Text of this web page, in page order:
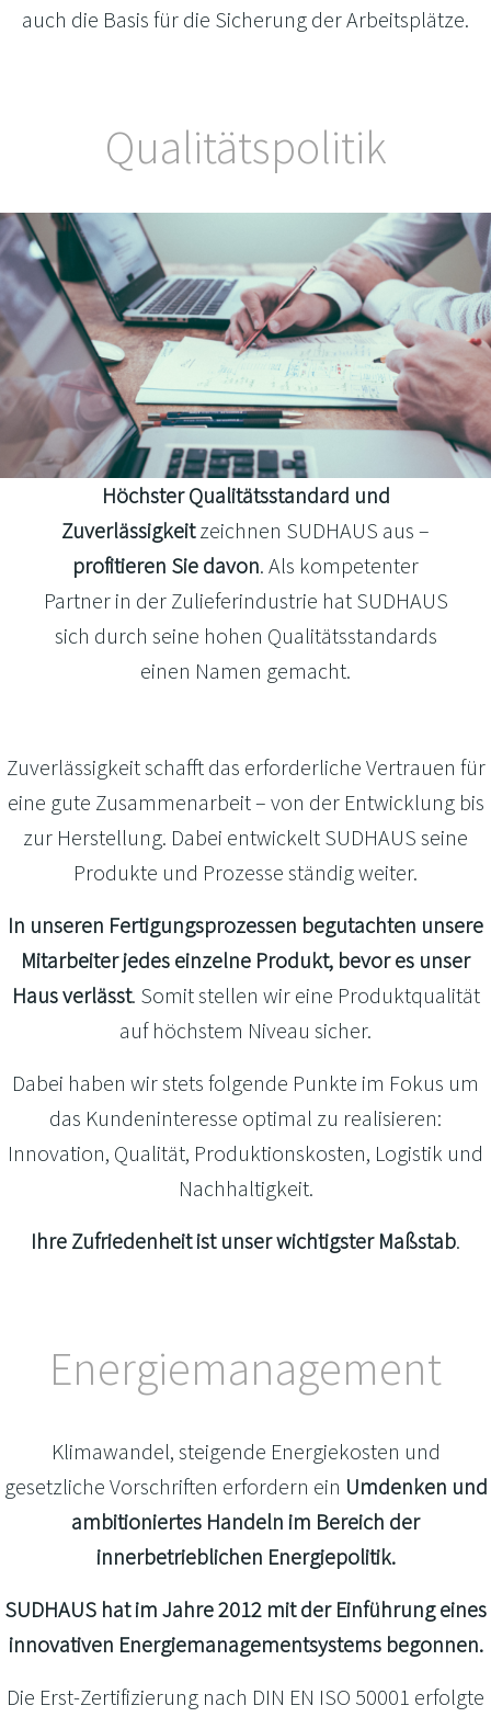
auch die Basis für die Sicherung der Arbeitsplätze.
Qualitätspolitik
Höchster Qualitätsstandard und
Zuverlässigkeitzeichnen SUDHAUS aus –
profitieren Sie davon. Als kompetenter
Partner in der Zulieferindustrie hat SUDHAUS
sich durch seine hohen Qualitätsstandards
einen Namen gemacht.
Zuverlässigkeit schafft das erforderliche Vertrauen für
eine gute Zusammenarbeit – von der Entwicklung bis
zur Herstellung. Dabei entwickelt SUDHAUS seine
Produkte und Prozesse ständig weiter.
In unseren Fertigungsprozessen begutachten unsere
Mitarbeiter jedes einzelne Produkt, bevor es unser
Haus verlässt. Somit stellen wir eine Produktqualität
auf höchstem Niveau sicher.
Dabei haben wir stets folgende Punkte im Fokus um
das Kundeninteresse optimal zu realisieren:
Innovation, Qualität, Produktionskosten, Logistik und
Nachhaltigkeit.
Ihre Zufriedenheit ist unser wichtigster Maßstab.
Energiemanagement
Klimawandel, steigende Energiekosten und
gesetzliche Vorschriften erfordern ein Umdenken und
ambitioniertes Handeln im Bereich der
innerbetrieblichen Energiepolitik.
SUDHAUS hat im Jahre 2012 mit der Einführung eines
innovativen Energiemanagementsystems begonnen.
Die Erst-Zertifizierung nach DIN EN ISO 50001 erfolgte